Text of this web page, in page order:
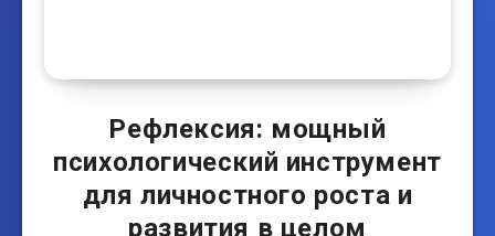
Рефлексия: мощный
психологический инструмент
для личностного роста и
развития в целом